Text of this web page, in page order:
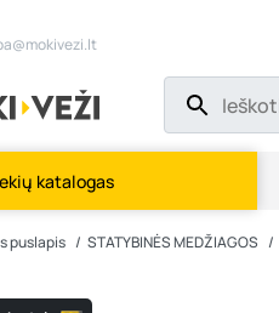
katalogas
puslapis STATYBINĖS MEDŽIAGOS